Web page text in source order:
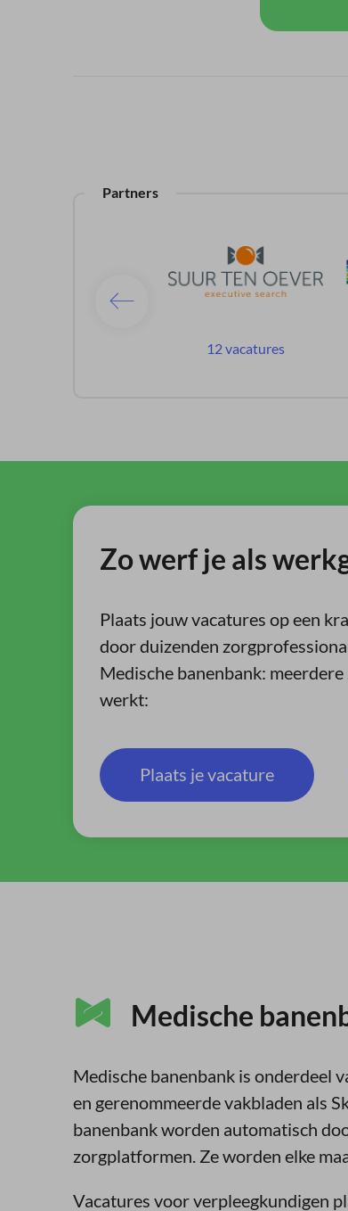
Partners
12 vacatures
Zo werf je als
Plaats jouw vacatures op een
door duizenden
Medische banenbank:
werkt:
Plaats je vacature
Medische
Medische banenbank is onderdeel
en gerenommeerde vakbladen als
banenbank worden automatisch
zorgplatformen. Ze worden elke
Vacatures voor verpleegkundigen